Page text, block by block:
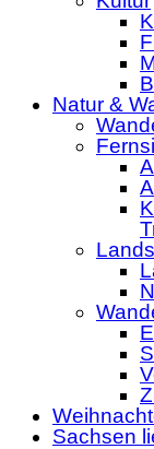
Natur &
Sachsen